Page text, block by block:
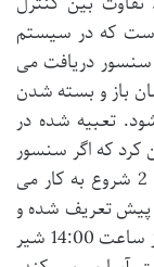
که در سیستم
سنسور دریافت می
باز و بسته شدن
تعبیه شده در
کرد که اگر سنسور
رطوبت زیر 20 درصد باشد، شیر برقی شماره 2 شروع به کار می
پیش تعریف شده و
به کنترلر داده می شود. به عنوان مثال، هر روز ساعت 14:00 شیر